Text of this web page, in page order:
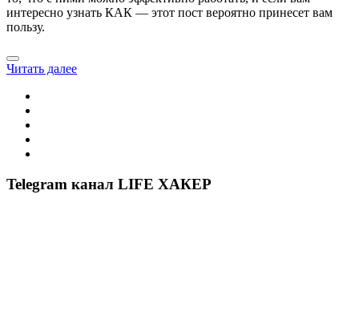
интересно узнать КАК — этот пост вероятно принесет вам
пользу.
Читать далее
Telegram канал LIFE ХАКЕР